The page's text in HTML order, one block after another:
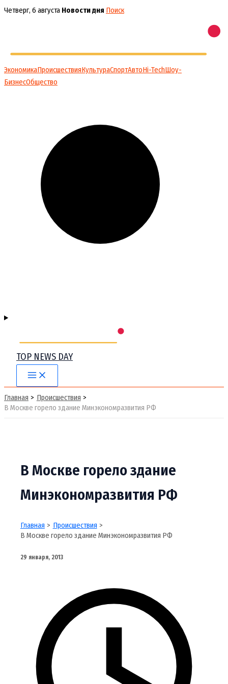
Перейти
Четверг, 6 августа Новости дня Поиск
ЭкономикаПроисшествияКультураСпортАвтоHi-TechШоу-
БизнесОбщество
TOP NEWS DAY
Main
Menu
Главная
Происшествия
В Москве горело здание Минэкономразвития РФ
В Москве горело здание
Минэкономразвития РФ
Главная
Происшествия
В Москве горело здание Минэкономразвития РФ
29 января, 2013